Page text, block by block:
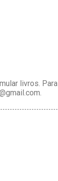
livros. Para